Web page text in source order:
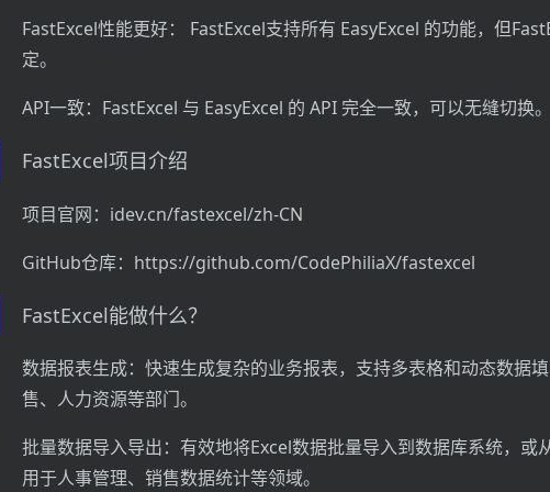
FastExcel性能更好： FastExcel支持所有 EasyExcel 的功能，但
定。
API一致：FastExcel 与 EasyExcel 的 API 完全一致，可以无缝切换。
FastExcel项目介绍
项目官网：idev.cn/fastexcel/zh-CN
GitHub仓库：https://github.com/CodePhiliaX/fastexcel
FastExcel能做什么？
数据报表生成：快速生成复杂的业务报表，支持多表格和动态数据
售、人力资源等部门。
批量数据导入导出：有效地将Excel数据批量导入到数据库系统，或
用于人事管理、销售数据统计等领域。